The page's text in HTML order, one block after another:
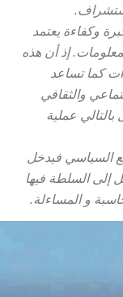
وكفاءة يعتمد
إذ أن هذه
كما تساعد
والثقافي
عملية
السياسي فيدخل
إلى السلطة فيها
و المساءلة.